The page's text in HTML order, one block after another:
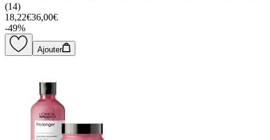
(14)
18,22€36,00€
-49%
Ajouter